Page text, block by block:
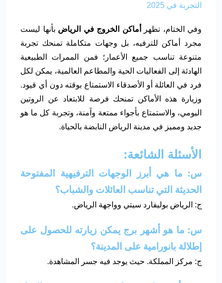
التجربة في 2025
وفي الختام، تظهر أماكن الخروج في الرياض بأنها ليست
مجرد أماكن للترفيه، بل وجهات متكاملة تمنحك تجربة
متنوعة تناسب جميع الأعمار؛ فمن الممرات الطبيعية
الهادئة إلى الفعاليات الحية والمطاعم العالمية، يمكن لكل
فرد في العائلة أو الأصدقاء الاستمتاع بوقته دون أي قيود.
وزيارة هذه الأماكن تمنحك فرصة للابتعاد عن الروتين
اليومي، والاستمتاع بأجواء ممتعة وآمنة، وتجربة كل ما هو
جديد ومميز في مدينة الرياض النابضة بالحياة.
الأسئلة الشائعة:
س: ما هي أبرز الوجهات الترفيهية المفتوحة
الحديثة التي تناسب العائلات والشباب؟
ج: الرياض بوليفارد سيتي وواجهة الرياض.
س: ما هو أشهر برج يمكن زيارته للحصول على
إطلالة بانورامية على المدينة؟
ج: مركز المملكة. حيث يوجد فيه جسر المشاهدة.